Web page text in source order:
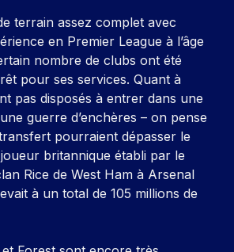
terrain assez complet avec
en Premier League à l’âge
nombre de clubs ont été
pour ses services. Quant à
pas disposés à entrer dans une
guerre d’enchères – on pense
pourraient dépasser le
britannique établi par le
Rice de West Ham à Arsenal
à un total de 105 millions de